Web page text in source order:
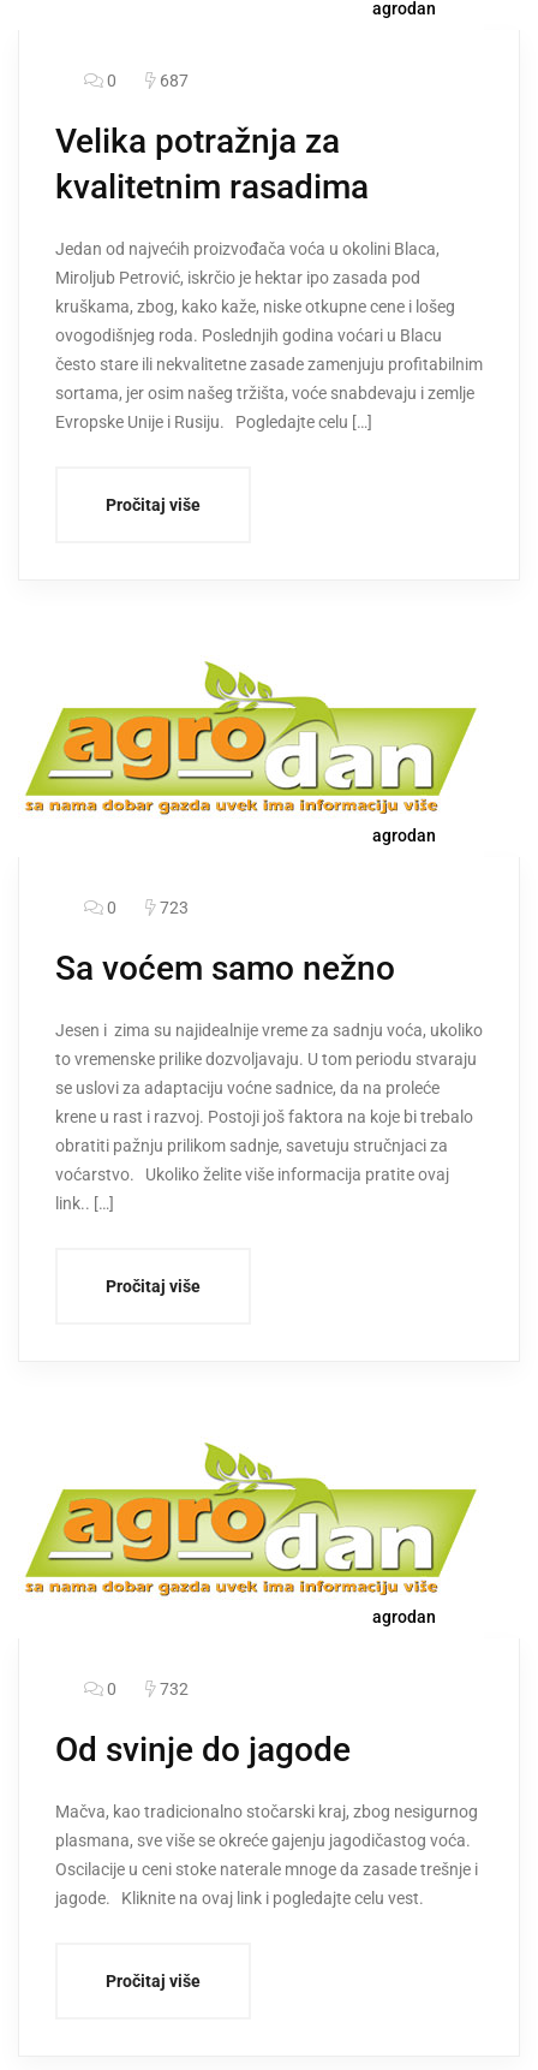
agrodan
0 687
Velika potražnja za
kvalitetnim rasadima
Jedan od najvećih proizvođača voća u okolini Blaca,
Miroljub Petrović, iskrčio je hektar ipo zasada pod
kruškama, zbog, kako kaže, niske otkupne cene i lošeg
ovogodišnjeg roda. Poslednjih godina voćari u Blacu
često stare ili nekvalitetne zasade zamenjuju profitabilnim
sortama, jer osim našeg tržišta, voće snabdevaju i zemlje
Evropske Unije i Rusiju. Pogledajte celu […]
Pročitaj više
agrodan
0 723
Sa voćem samo nežno
Jesen i zima su najidealnije vreme za sadnju voća, ukoliko
to vremenske prilike dozvoljavaju. U tom periodu stvaraju
se uslovi za adaptaciju voćne sadnice, da na proleće
krene u rast i razvoj. Postoji još faktora na koje bi trebalo
obratiti pažnju prilikom sadnje, savetuju stručnjaci za
voćarstvo. Ukoliko želite više informacija pratite ovaj
link.. […]
Pročitaj više
agrodan
0 732
Od svinje do jagode
Mačva, kao tradicionalno stočarski kraj, zbog nesigurnog
plasmana, sve više se okreće gajenju jagodičastog voća.
Oscilacije u ceni stoke naterale mnoge da zasade trešnje i
jagode. Kliknite na ovaj link i pogledajte celu vest.
Pročitaj više